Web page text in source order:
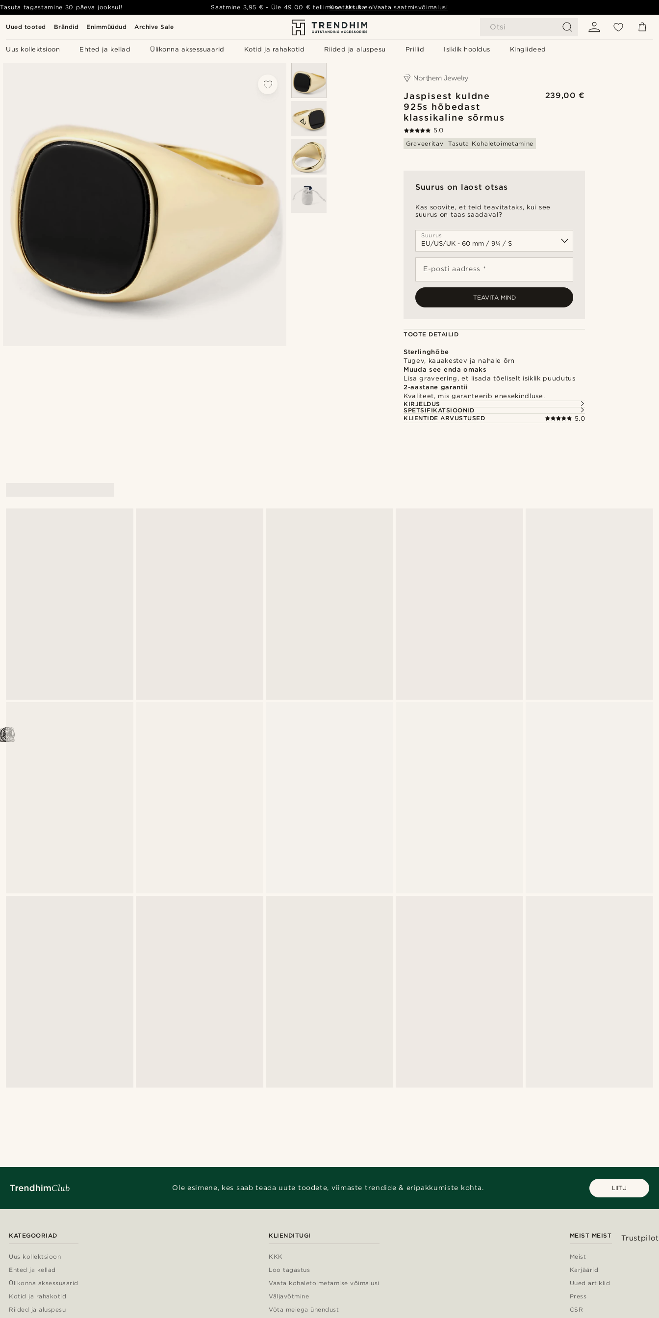
Uued tooted Brändid Enimmüüdud Archive Sale Otsi
Uus kollektsioon Ehted ja kellad Ülikonna aksessuaarid Kotid ja rahakotid Riided ja aluspesu Prillid Isiklik hooldus Kingiideed
Tasuta tagastamine 30 päeva jooksul! Saatmine 3,95 € - Üle 49,00 € tellimusel tasuta- Vaata saatmisvõimalusi
Kontakt & abi
Jaspisest kuldne
925s hõbedast
klassikaline sõrmus
239,00 €
5.0
Graveeritav
Tasuta Kohaletoimetamine
Suurus on laost otsas
Kas soovite, et teid teavitataks, kui see
suurus on taas saadaval?
Suurus
E-posti aadress *
TEAVITA MIND
TOOTE DETAILID
Sterlinghõbe
Tugev, kauakestev ja nahale õrn
Muuda see enda omaks
Lisa graveering, et lisada tõeliselt isiklik puudutus
2-aastane garantii
Kvaliteet, mis garanteerib enesekindluse.
KIRJELDUS
SPETSIFIKATSIOONID
KLIENTIDE ARVUSTUSED
5.0
Ole esimene, kes saab teada uute toodete, viimaste trendide & eripakkumiste kohta. LIITU
KATEGOORIAD
Uus kollektsioon
Ehted ja kellad
Ülikonna aksessuaarid
Kotid ja rahakotid
Riided ja aluspesu
KLIENDITUGI
KKK
Loo tagastus
Vaata kohaletoimetamise võimalusi
Väljavõtmine
Võta meiega ühendust
MEIST MEIST
Meist
Karjäärid
Uued artiklid
Press
CSR
Trustpilot